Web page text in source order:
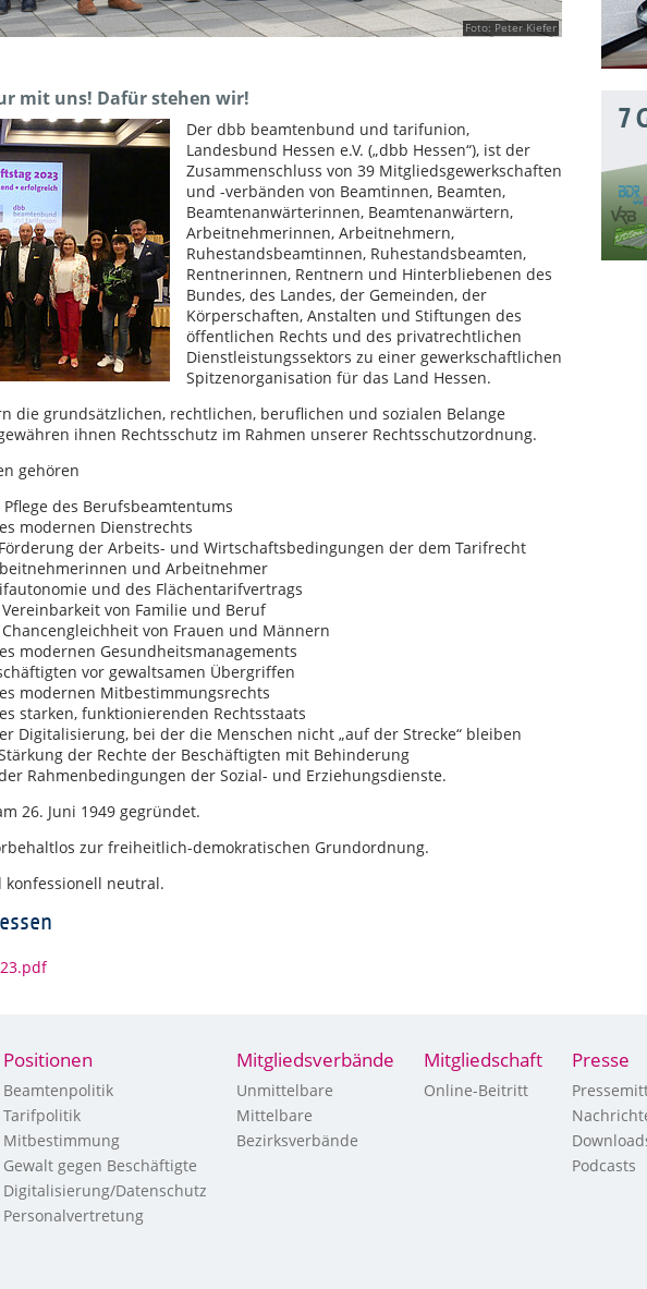
Foto: Peter Kiefer
mit uns! Dafür stehen wir!
Der dbb beamtenbund und tarifunion,
Landesbund Hessen e.V. („dbb Hessen“), ist der
Zusammenschluss von 39 Mitgliedsgewerkschaften
und -verbänden von Beamtinnen, Beamten,
Beamtenanwärterinnen, Beamtenanwärtern,
Arbeitnehmerinnen, Arbeitnehmern,
Ruhestandsbeamtinnen, Ruhestandsbeamten,
Rentnerinnen, Rentnern und Hinterbliebenen des
Bundes, des Landes, der Gemeinden, der
Körperschaften, Anstalten und Stiftungen des
öffentlichen Rechts und des privatrechtlichen
Dienstleistungssektors zu einer gewerkschaftlichen
Spitzenorganisation für das Land Hessen.
die grundsätzlichen, rechtlichen, beruflichen und sozialen Belange
ihnen Rechtsschutz im Rahmen unserer Rechtsschutzordnung.
gehören
des Berufsbeamtentums
modernen Dienstrechts
der Arbeits- und Wirtschaftsbedingungen der dem Tarifrecht
und Arbeitnehmer
und des Flächentarifvertrags
von Familie und Beruf
von Frauen und Männern
modernen Gesundheitsmanagements
vor gewaltsamen Übergriffen
modernen Mitbestimmungsrechts
starken, funktionierenden Rechtsstaats
Digitalisierung, bei der die Menschen nicht „auf der Strecke“ bleiben
der Rechte der Beschäftigten mit Behinderung
Rahmenbedingungen der Sozial- und Erziehungsdienste.
26. Juni 1949 gegründet.
zur freiheitlich-demokratischen Grundordnung.
neutral.
7
Positionen
Beamtenpolitik
Tarifpolitik
Mitbestimmung
Gewalt gegen Beschäftigte
Digitalisierung/Datenschutz
Personalvertretung
Mitgliedsverbände
Unmittelbare
Mittelbare
Bezirksverbände
Mitgliedschaft
Online-Beitritt
Presse
Podcasts